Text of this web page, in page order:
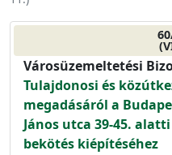
Városüzemeltetési
Tulajdonosi és
megadásáról a
János utca 39-45.
bekötés kiépítéséhez